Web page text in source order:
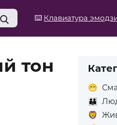
⌨️ Клавиатура
тон
😁
👪
🦁